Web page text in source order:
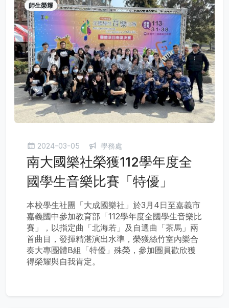
師生榮耀
2024-03-05 學務處
南大國樂社榮獲112學年度全
國學生音樂比賽「特優」
本校學生社團「大成國樂社」於3月4日至嘉義市
嘉義國中參加教育部「112學年度全國學生音樂比
賽」，以指定曲「北海若」及自選曲「茶馬」兩
首曲目，發揮精湛演出水準，榮獲絲竹室內樂合
奏大專團體B組「特優」殊榮，參加團員歡欣獲
得榮耀與自我肯定。